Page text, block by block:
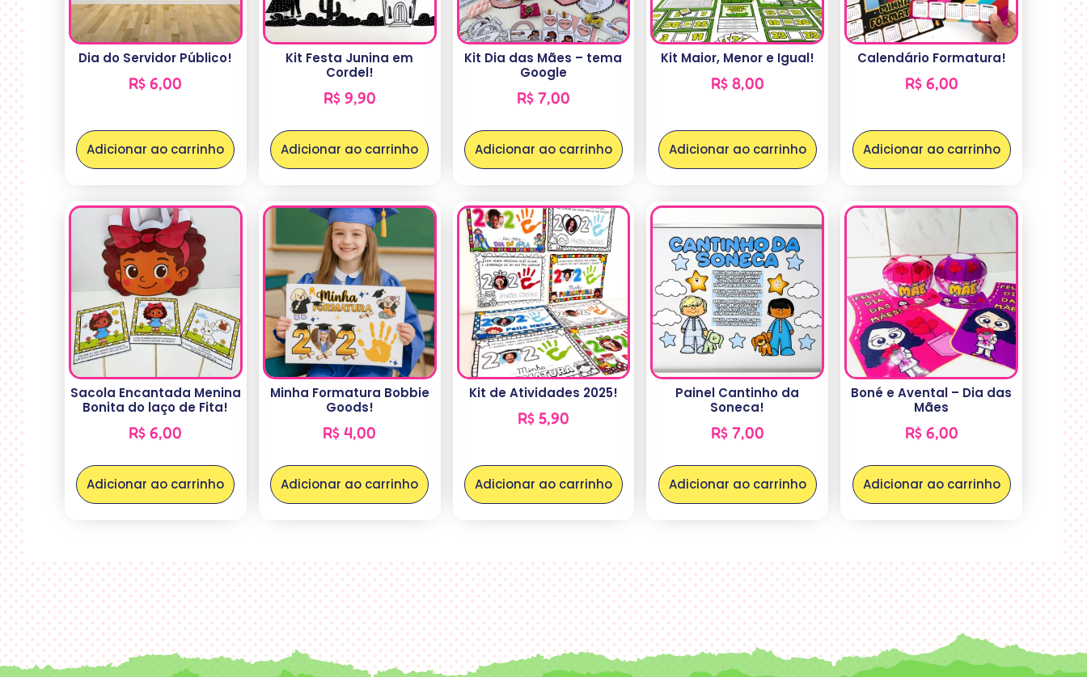
Dia do Servidor Público!
R$ 6,00
Adicionar ao carrinho
Kit Festa Junina em
Cordel!
R$9,90
Adicionar ao carrinho
Kit Dia das Mães – tema
Google
R$7,00
Adicionar ao carrinho
Kit Maior, Menor e Igual!
R$8,00
Adicionar ao carrinho
Calendário Formatura!
R$6,00
Adicionar ao carrinho
Sacola Encantada Menina
Bonita do laço de Fita!
R$ 6,00
Adicionar ao carrinho
Minha Formatura Bobbie
Goods!
R$ 4,00
Adicionar ao carrinho
Kit de Atividades 2025!
R$5,90
Adicionar ao carrinho
Painel Cantinho da
Soneca!
R$7,00
Adicionar ao carrinho
Boné e Avental – Dia das
Mães
R$6,00
Adicionar ao carrinho